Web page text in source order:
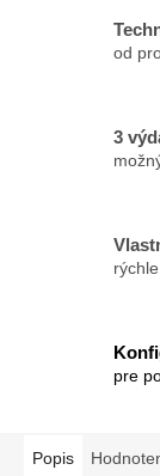
od
3
pre
Popis